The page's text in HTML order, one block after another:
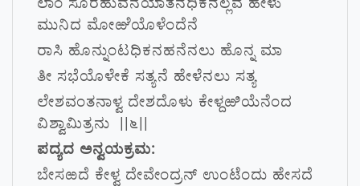
ಮುನಿದ ಮೋಱೆಯೊಳೆಂದೆನೆ
ರಾಸಿ ಹೊನ್ನುಂಟಧಿಕನಹನೆನಲು ಹೊನ್ನ ಮಾ
ತೀ ಸಭೆಯೊಳೇಕೆ ಸತ್ಯನೆ ಹೇಳೆನಲು ಸತ್ಯ
ಲೇಶವಂತನಾಳ್ವ ದೇಶದೊಳು ಕೇಳ್ದಱಿಯೆನೆಂದ
ವಿಶ್ವಾಮಿತ್ರನು ||೬||
ಪದ್ಯದ ಅನ್ವಯಕ್ರಮ:
ಬೇಸಱದೆ ಕೇಳ್ವ ದೇವೇಂದ್ರನ್ ಉಂಟೆಂದು ಹೇಸದೆ